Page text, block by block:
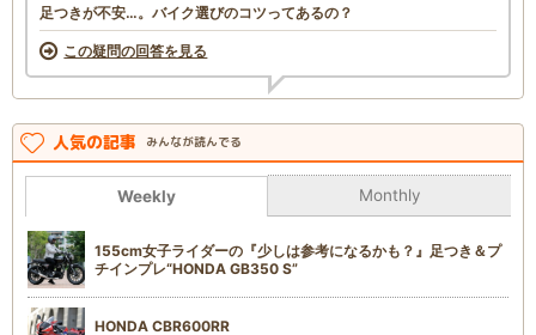
足つきが不安…。バイク選びのコツってあるの？
この疑問の回答を見る
人気の記事 みんなが読んでる
Weekly Monthly
155cm女子ライダーの『少しは参考になるかも？』足つき＆プ
チインプレ“HONDA GB350 S”
HONDA CBR600RR